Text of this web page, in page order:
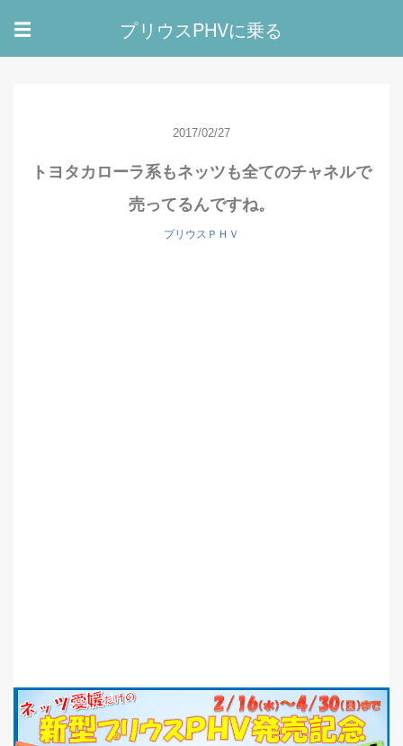
☰ プリウスPHVに乗る
2017/02/27
トヨタカローラ系もネッツも全てのチャネルで
売ってるんですね。
プリウスＰＨＶ